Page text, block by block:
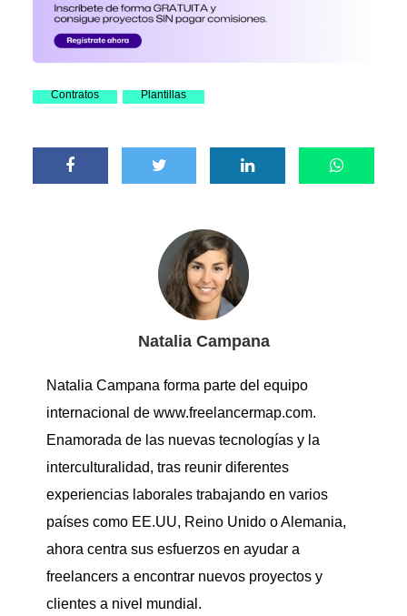
Contratos Plantillas
Natalia Campana
Natalia Campana forma parte del equipo
internacional de www.freelancermap.com.
Enamorada de las nuevas tecnologías y la
interculturalidad, tras reunir diferentes
experiencias laborales trabajando en varios
países como EE.UU, Reino Unido o Alemania,
ahora centra sus esfuerzos en ayudar a
freelancers a encontrar nuevos proyectos y
clientes a nivel mundial.